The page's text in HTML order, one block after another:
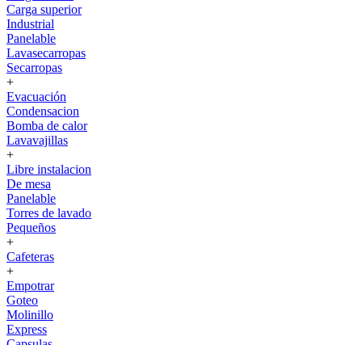
Carga superior
Industrial
Panelable
Lavasecarropas
Secarropas
+
Evacuación
Condensacion
Bomba de calor
Lavavajillas
+
Libre instalacion
De mesa
Panelable
Torres de lavado
Pequeños
+
Cafeteras
+
Empotrar
Goteo
Molinillo
Express